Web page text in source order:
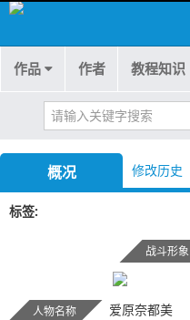
作品 作者 教程知识
概况 修改历史
标签
战斗形象
人物名称 爱原奈都美